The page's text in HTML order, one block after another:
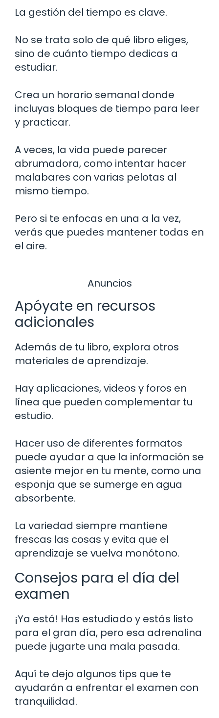
La gestión del tiempo es clave.
No se trata solo de qué libro eliges,
sino de cuánto tiempo dedicas a
estudiar.
Crea un horario semanal donde
incluyas bloques de tiempo para leer
y practicar.
A veces, la vida puede parecer
abrumadora, como intentar hacer
malabares con varias pelotas al
mismo tiempo.
Pero si te enfocas en una a la vez,
verás que puedes mantener todas en
el aire.
Anuncios
Apóyate en recursos
adicionales
Además de tu libro, explora otros
materiales de aprendizaje.
Hay aplicaciones, videos y foros en
línea que pueden complementar tu
estudio.
Hacer uso de diferentes formatos
puede ayudar a que la información se
asiente mejor en tu mente, como una
esponja que se sumerge en agua
absorbente.
La variedad siempre mantiene
frescas las cosas y evita que el
aprendizaje se vuelva monótono.
Consejos para el día del
examen
¡Ya está! Has estudiado y estás listo
para el gran día, pero esa adrenalina
puede jugarte una mala pasada.
Aquí te dejo algunos tips que te
ayudarán a enfrentar el examen con
tranquilidad.